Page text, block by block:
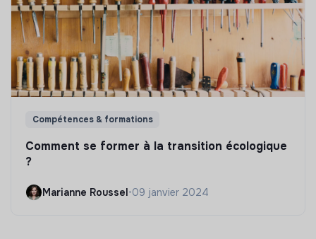
Compétences & formations
Comment se former à la transition écologique
?
Marianne Roussel•09 janvier 2024